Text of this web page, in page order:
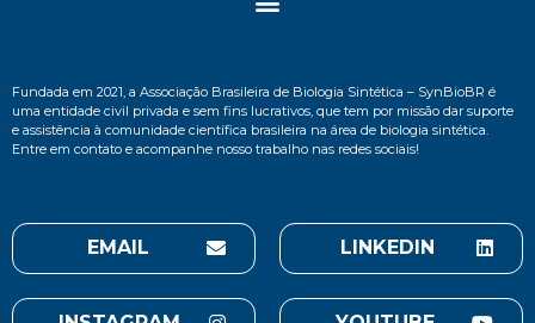
Fundada em 2021, a Associação Brasileira de Biologia Sintética – SynBioBR é
uma entidade civil privada e sem fins lucrativos, que tem por missão dar suporte
e assistência à comunidade científica brasileira na área de biologia sintética.
Entre em contato e acompanhe nosso trabalho nas redes sociais!
EMAIL LINKEDIN